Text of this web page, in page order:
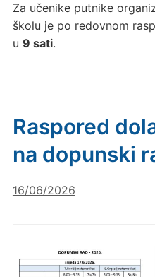
Za učenike putnike
školu je po redovnom
u 9 sati.
Raspored
na dopunski
16/06/2026